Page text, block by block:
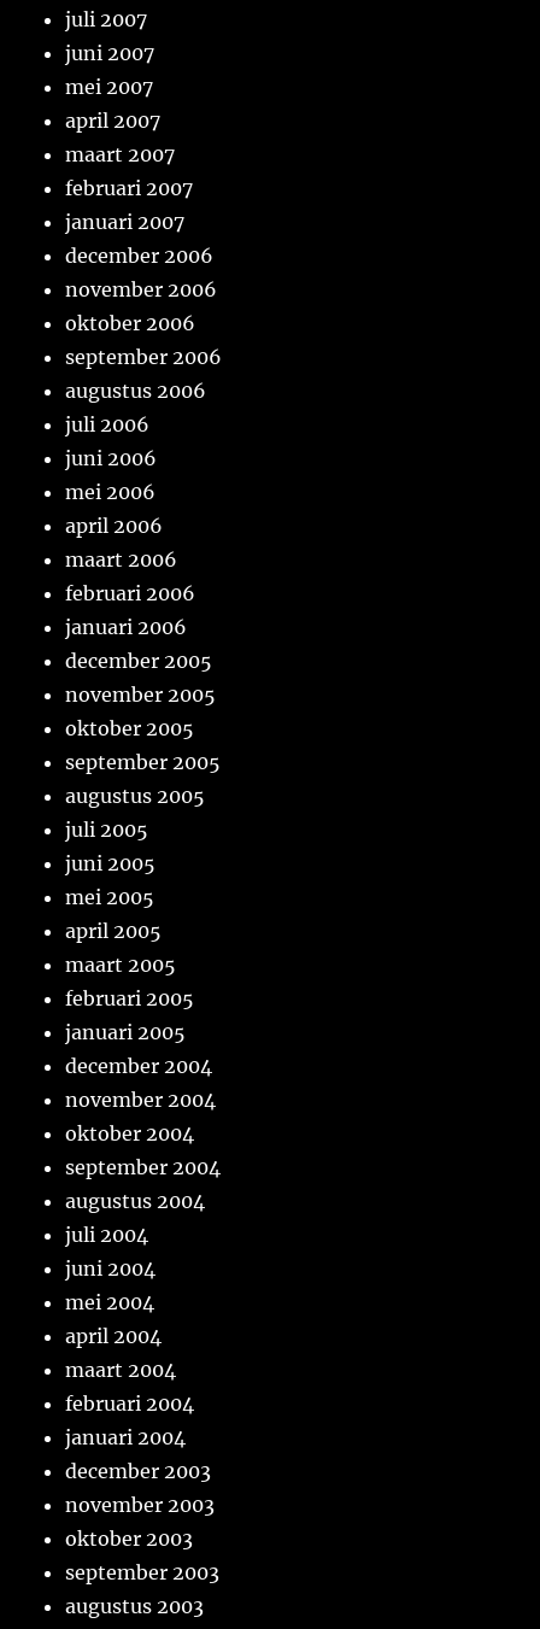
juli 2007
juni 2007
mei 2007
april 2007
maart 2007
februari 2007
januari 2007
december 2006
november 2006
oktober 2006
september 2006
augustus 2006
juli 2006
juni 2006
mei 2006
april 2006
maart 2006
februari 2006
januari 2006
december 2005
november 2005
oktober 2005
september 2005
augustus 2005
juli 2005
juni 2005
mei 2005
april 2005
maart 2005
februari 2005
januari 2005
december 2004
november 2004
oktober 2004
september 2004
augustus 2004
juli 2004
juni 2004
mei 2004
april 2004
maart 2004
februari 2004
januari 2004
december 2003
november 2003
oktober 2003
september 2003
augustus 2003